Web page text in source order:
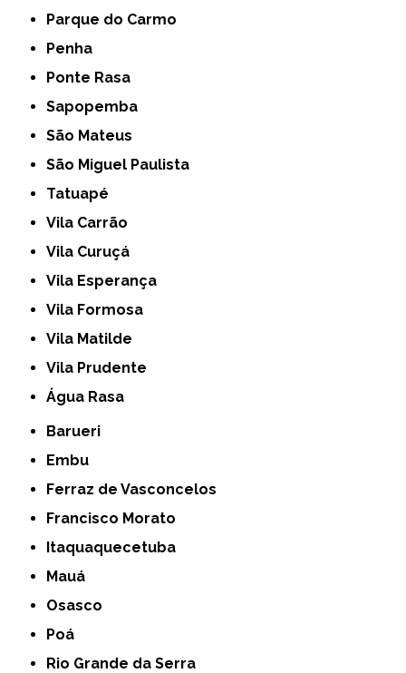
Parque do Carmo
Penha
Ponte Rasa
Sapopemba
São Mateus
São Miguel Paulista
Tatuapé
Vila Carrão
Vila Curuçá
Vila Esperança
Vila Formosa
Vila Matilde
Vila Prudente
Água Rasa
Barueri
Embu
Ferraz de Vasconcelos
Francisco Morato
Itaquaquecetuba
Mauá
Osasco
Poá
Rio Grande da Serra